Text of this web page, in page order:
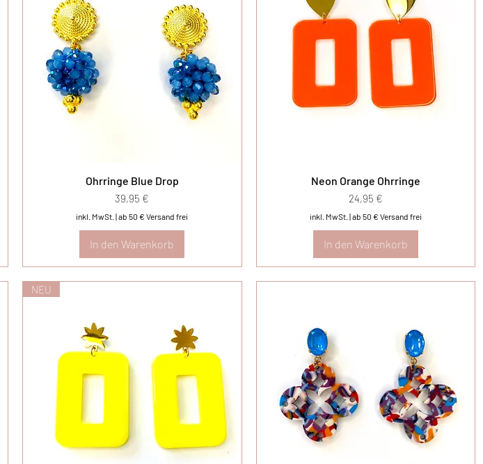
Ohrringe Blue Drop
Preis
39,95 €
inkl. MwSt. |ab 50 € Versand frei
In den Warenkorb
Neon Orange Ohrringe
Preis
24,95 €
inkl. MwSt. |ab 50 € Versand frei
In den Warenkorb
NEU